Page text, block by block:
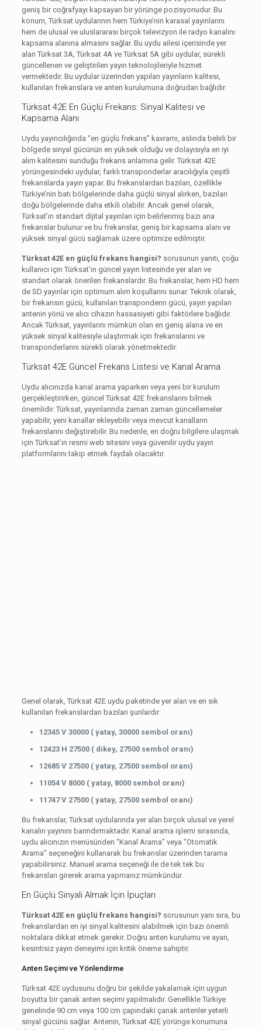
geniş bir coğrafyayı kapsayan bir yörünge pozisyonudur. Bu
konum, Türksat uydularının hem Türkiye’nin karasal yayınlarını
hem de ulusal ve uluslararası birçok televizyon ile radyo kanalını
kapsama alanına almasını sağlar. Bu uydu ailesi içerisinde yer
alan Türksat 3A, Türksat 4A ve Türksat 5A gibi uydular, sürekli
güncellenen ve geliştirilen yayın teknolojileriyle hizmet
vermektedir. Bu uydular üzerinden yapılan yayınların kalitesi,
kullanılan frekanslara ve anten kurulumuna doğrudan bağlıdır.
Türksat 42E En Güçlü Frekans: Sinyal Kalitesi ve
Kapsama Alanı
Uydu yayıncılığında “en güçlü frekans” kavramı, aslında belirli bir
bölgede sinyal gücünün en yüksek olduğu ve dolayısıyla en iyi
alım kalitesini sunduğu frekans anlamına gelir. Türksat 42E
yörüngesindeki uydular, farklı transponderlar aracılığıyla çeşitli
frekanslarda yayın yapar. Bu frekanslardan bazıları, özellikle
Türkiye’nin batı bölgelerinde daha güçlü sinyal alırken, bazıları
doğu bölgelerinde daha etkili olabilir. Ancak genel olarak,
Türksat’ın standart dijital yayınları için belirlenmiş bazı ana
frekanslar bulunur ve bu frekanslar, geniş bir kapsama alanı ve
yüksek sinyal gücü sağlamak üzere optimize edilmiştir.
Türksat 42E en güçlü frekans hangisi? sorusunun yanıtı, çoğu
kullanıcı için Türksat’ın güncel yayın listesinde yer alan ve
standart olarak önerilen frekanslardır. Bu frekanslar, hem HD hem
de SD yayınlar için optimum alım koşullarını sunar. Teknik olarak,
bir frekansın gücü, kullanılan transponderın gücü, yayın yapılan
antenin yönü ve alıcı cihazın hassasiyeti gibi faktörlere bağlıdır.
Ancak Türksat, yayınlarını mümkün olan en geniş alana ve en
yüksek sinyal kalitesiyle ulaştırmak için frekanslarını ve
transponderlarını sürekli olarak yönetmektedir.
Türksat 42E Güncel Frekans Listesi ve Kanal Arama
Uydu alıcınızda kanal arama yaparken veya yeni bir kurulum
gerçekleştirirken, güncel Türksat 42E frekanslarını bilmek
önemlidir. Türksat, yayınlarında zaman zaman güncellemeler
yapabilir, yeni kanallar ekleyebilir veya mevcut kanalların
frekanslarını değiştirebilir. Bu nedenle, en doğru bilgilere ulaşmak
için Türksat’ın resmi web sitesini veya güvenilir uydu yayın
platformlarını takip etmek faydalı olacaktır.
Genel olarak, Türksat 42E uydu paketinde yer alan ve en sık
kullanılan frekanslardan bazıları şunlardır:
12345 V 30000 ( yatay, 30000 sembol oranı)
12423 H 27500 ( dikey, 27500 sembol oranı)
12685 V 27500 ( yatay, 27500 sembol oranı)
11054 V 8000 ( yatay, 8000 sembol oranı)
11747 V 27500 ( yatay, 27500 sembol oranı)
Bu frekanslar, Türksat uydularında yer alan birçok ulusal ve yerel
kanalın yayınını barındırmaktadır. Kanal arama işlemi sırasında,
uydu alıcınızın menüsünden “Kanal Arama” veya “Otomatik
Arama” seçeneğini kullanarak bu frekanslar üzerinden tarama
yapabilirsiniz. Manuel arama seçeneği ile de tek tek bu
frekansları girerek arama yapmanız mümkündür.
En Güçlü Sinyali Almak İçin İpuçları
Türksat 42E en güçlü frekans hangisi? sorusunun yanı sıra, bu
frekanslardan en iyi sinyal kalitesini alabilmek için bazı önemli
noktalara dikkat etmek gerekir. Doğru anten kurulumu ve ayarı,
kesintisiz yayın deneyimi için kritik öneme sahiptir.
Anten Seçimi ve Yönlendirme
Türksat 42E uydusunu doğru bir şekilde yakalamak için uygun
boyutta bir çanak anten seçimi yapılmalıdır. Genellikle Türkiye
genelinde 90 cm veya 100 cm çapındaki çanak antenler yeterli
sinyal gücünü sağlar. Antenin, Türksat 42E yörünge konumuna